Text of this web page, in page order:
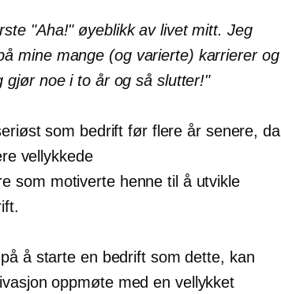
"Aha!" øyeblikk av livet mitt. Jeg
mine mange (og varierte) karrierer og
gjør noe i to år og så slutter!"
som bedrift før flere år senere, da
vellykkede
som motiverte henne til å utvikle
å starte en bedrift som dette, kan
oppmøtemed en vellykket